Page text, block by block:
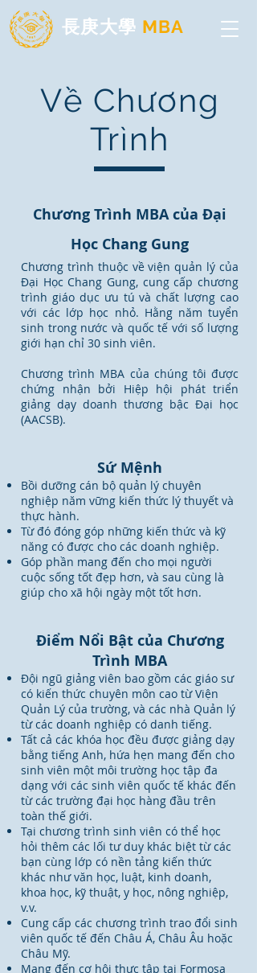
長庚大學 MBA
Về Chương
Trình
Chương Trình MBA của Đại
Học Chang Gung
Chương trình thuộc về viện quản lý của
Đại Học Chang Gung, cung cấp chương
trình giáo dục ưu tú và chất lượng cao
với các lớp học nhỏ. Hằng năm tuyển
sinh trong nước và quốc tế với số lượng
giới hạn chỉ 30 sinh viên.
Chương trình MBA của chúng tôi được
chứng nhận bởi Hiệp hội phát triển
giảng dạy doanh thương bậc Đại học
(AACSB).
Sứ Mệnh
Bồi dưỡng cán bộ quản lý chuyên
nghiệp năm vững kiến thức lý thuyết và
thực hành.
Từ đó đóng góp những kiến thức và kỹ
năng có được cho các doanh nghiệp.
Góp phần mang đến cho mọi người
cuộc sống tốt đẹp hơn, và sau cùng là
giúp cho xã hội ngày một tốt hơn.
Điểm Nổi Bật của Chương
Trình MBA
Đội ngũ giảng viên bao gồm các giáo sư
có kiến thức chuyên môn cao từ Viện
Quản Lý của trường, và các nhà Quản lý
từ các doanh nghiệp có danh tiếng.
Tất cả các khóa học đều được giảng dạy
bằng tiếng Anh, hứa hẹn mang đến cho
sinh viên một môi trường học tập đa
dạng với các sinh viên quốc tế khác đến
từ các trường đại học hàng đầu trên
toàn thế giới.
Tại chương trình sinh viên có thể học
hỏi thêm các lối tư duy khác biệt từ các
bạn cùng lớp có nền tảng kiến thức
khác như văn học, luật, kinh doanh,
khoa học, kỹ thuật, y học, nông nghiệp,
v.v.
Cung cấp các chương trình trao đổi sinh
viên quốc tế đến Châu Á, Châu Âu hoặc
Châu Mỹ.
Mang đến cơ hội thực tập tại Formosa